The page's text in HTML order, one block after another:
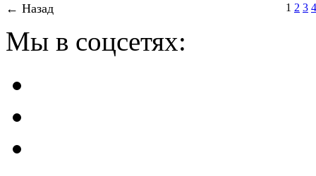
← Назад 1 2 3 4
Мы в соцсетях: